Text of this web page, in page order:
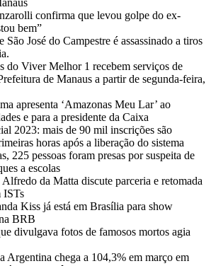
confirma que levou golpe do ex-
bem”
São José do Campestre é assassinado a tiros
do Viver Melhor 1 recebem serviços de
de Manaus a partir de segunda-feira,
apresenta ‘Amazonas Meu Lar’ ao
e para a presidente da Caixa
2023: mais de 90 mil inscrições são
horas após a liberação do sistema
225 pessoas foram presas por suspeita de
a escolas
Alfredo da Matta discute parceria e retomada
ISTs
Kiss já está em Brasília para show
BRB
divulgava fotos de famosos mortos agia
Argentina chega a 104,3% em março em